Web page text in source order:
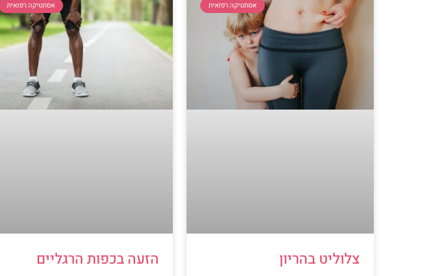
אסתטיקה רפואית
צלוליט בהריון
אסתטיקה רפואית
הזעה בכפות הרגליים